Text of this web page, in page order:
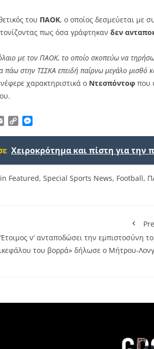
του ΠΑΟΚ, ο οποίος δεσμεύεται με
πως όσα γράφτηκαν δεν
με τον ΠΑΟΚ, το οποίο σκοπεύω να
πάω στην ΤΣΣΚΑ επειδή παίρνω μεγάλο μισθό
χαρακτηριστικά ο Ντεσπόντοφ που
EmailCopy
Χειροκρότημα και πίστη για
Featured, Special Sports News, Football,
ν’ ανταποδώσει την εμπιστοσύνη
του βορρά» δήλωσε o Μήτρου-